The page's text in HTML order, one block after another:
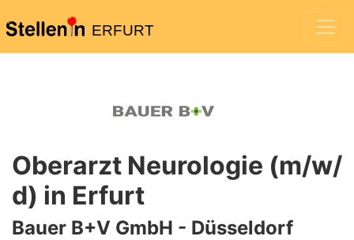
ERFURT
Oberarzt Neurologie (m/w/
d) in Erfurt
Bauer B+V GmbH - Düsseldorf